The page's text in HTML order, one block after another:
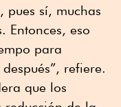
pues sí, muchas
Entonces, eso
para
refiere.
que los